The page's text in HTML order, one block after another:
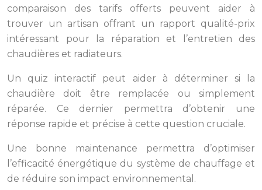
comparaison des tarifs offerts peuvent aider à
trouver un artisan offrant un rapport qualité-prix
intéressant pour la réparation et l’entretien des
chaudières et radiateurs.
Un quiz interactif peut aider à déterminer si la
chaudière doit être remplacée ou simplement
réparée. Ce dernier permettra d’obtenir une
réponse rapide et précise à cette question cruciale.
Une bonne maintenance permettra d’optimiser
l’efficacité énergétique du système de chauffage et
de réduire son impact environnemental.